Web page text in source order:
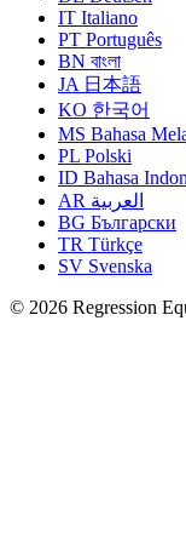
IT Italiano
PT Português
BN বাংলা
JA 日本語
KO 한국어
MS Bahasa
PL Polski
ID Bahasa
AR العربية
BG Български
TR Türkçe
SV Svenska
© 2026 Regression